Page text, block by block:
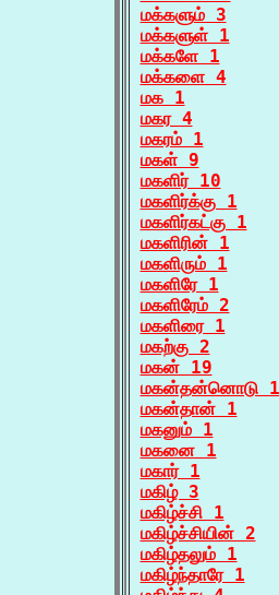
மக்களும் 3
மக்களுள் 1
மக்களே 1
மக்களை 4
மக 1
மகர 4
மகரம் 1
மகள் 9
மகளிர் 10
மகளிர்க்கு 1
மகளிர்கட்கு 1
மகளிரின் 1
மகளிரும் 1
மகளிரே 1
மகளிரேம் 2
மகளிரை 1
மகற்கு 2
மகன் 19
மகன்தன்னொடு 1
மகன்தான் 1
மகனும் 1
மகனை 1
மகார் 1
மகிழ் 3
மகிழ்ச்சி 1
மகிழ்ச்சியின் 2
மகிழ்தலும் 1
மகிழ்ந்தாரே 1